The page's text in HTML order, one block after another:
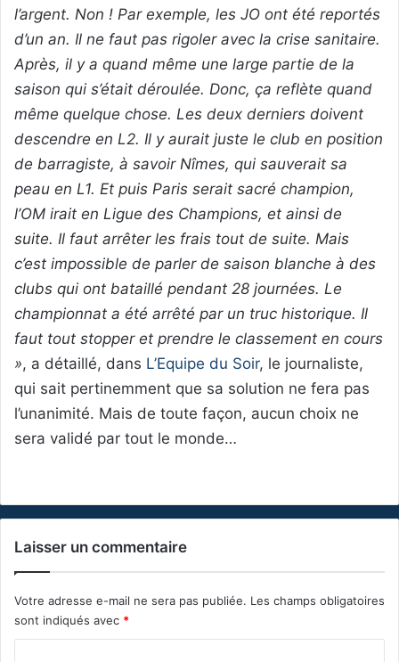
l’argent. Non ! Par exemple, les JO ont été reportés
d’un an. Il ne faut pas rigoler avec la crise sanitaire.
Après, il y a quand même une large partie de la
saison qui s’était déroulée. Donc, ça reflète quand
même quelque chose. Les deux derniers doivent
descendre en L2. Il y aurait juste le club en position
de barragiste, à savoir Nîmes, qui sauverait sa
peau en L1. Et puis Paris serait sacré champion,
l’OM irait en Ligue des Champions, et ainsi de
suite. Il faut arrêter les frais tout de suite. Mais
c’est impossible de parler de saison blanche à des
clubs qui ont bataillé pendant 28 journées. Le
championnat a été arrêté par un truc historique. Il
faut tout stopper et prendre le classement en cours
», a détaillé, dans L’Equipe du Soir, le journaliste,
qui sait pertinemment que sa solution ne fera pas
l’unanimité. Mais de toute façon, aucun choix ne
sera validé par tout le monde…
Laisser un commentaire
Votre adresse e-mail ne sera pas publiée. Les champs obligatoires
sont indiqués avec *